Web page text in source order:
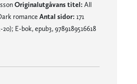
Originalutgåvans titel: All
romance Antal sidor: 171
E-bok, epub3, 9789189516618